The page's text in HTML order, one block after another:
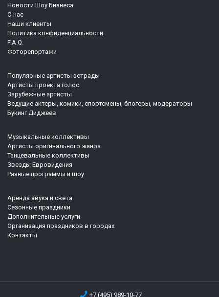
Новости Шоу Бизнеса
О нас
Наши клиенты
Политика конфиденциальности
F.A.Q.
Фоторепортажи
Популярные артисты эстрады
Артисты проекта голос
Зарубежные артисты
Ведущие актеры, комики, спортсмены, блогеры, модераторы
Букинг Диджеев
Музыкальные коллективы
Артисты оригинального жанра
Танцевальные коллективы
Звезды Евровидения
Разные программы и шоу
Аренда звука и света
Сезонные праздники
Дополнительные услуги
Организация праздников в городах
Контакты
+7 (495) 989-10-77